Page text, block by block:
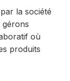
la société
gérons
où
produits